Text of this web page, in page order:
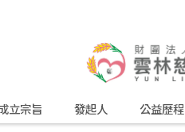
立宗旨 發起人 公益歷程